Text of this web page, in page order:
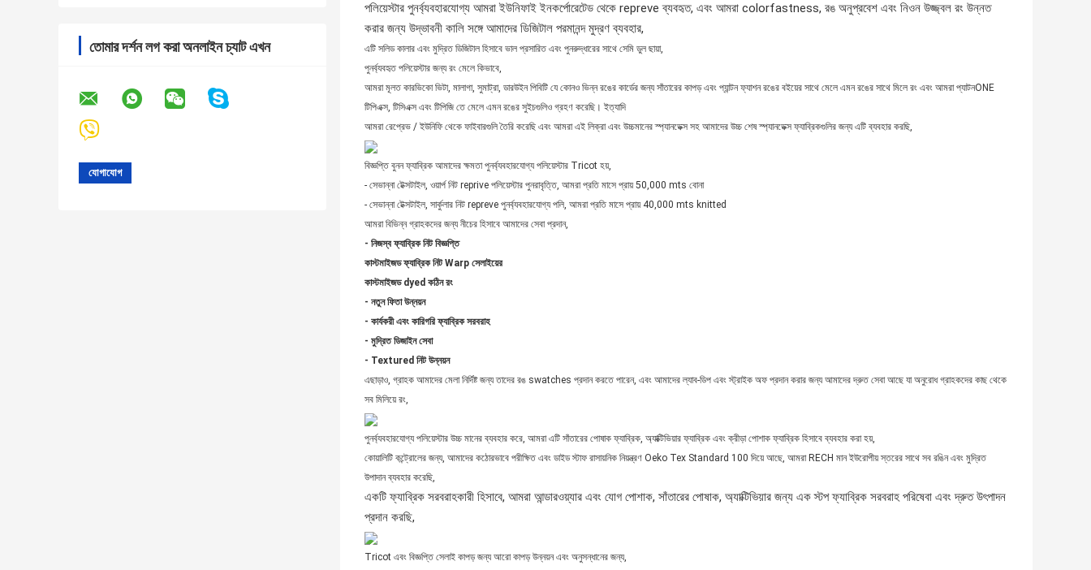
তোমার দর্শন লগ করা অনলাইন চ্যাট এখন
পলিয়েস্টার পুনর্ব্যবহারযোগ্য আমরা ইউনিফাই ইনকর্পোরেটেড থেকে repreve ব্যবহৃত, এবং আমরা colorfastness, রঙ অনুপ্রবেশ এবং নিওন উজ্জ্বল রং উন্নত
করার জন্য উদ্ভাবনী কালি সঙ্গে আমাদের ডিজিটাল পরমানন্দ মুদ্রণ ব্যবহার,
এটি সলিড কালার এবং মুদ্রিত ডিজিটাল হিসাবে ভাল প্রসারিত এবং পুনরুদ্ধারের সাথে সেমি ডুল ছায়া,
পুনর্ব্যবহৃত পলিয়েস্টার জন্য রং মেলে কিভাবে,
আমরা মূলত কারভিকো ভিটা, মালাগা, সুমাট্রা, ডারউইন পিবিটি যে কোনও ভিন্ন রঙের কার্ডের জন্য সাঁতারের কাপড় এবং প্যান্টন ফ্যাশন রঙের বইয়ের সাথে মেলে এমন রঙের সাথে মিলে রং এবং আমরা প্যাটনONE
টিপিএক্স, টিসিএক্স এবং টিপিজি তে মেলে এমন রঙের সুইচগুলিও গ্রহণ করেছি। ইত্যাদি
আমরা রেপ্রেভ / ইউনিফি থেকে ফাইবারগুলি তৈরি করেছি এবং আমরা এই লিক্রা এবং উচ্চমানের স্প্যানডেক্স সহ আমাদের উচ্চ শেষ স্প্যানডেক্স ফ্যাব্রিকগুলির জন্য এটি ব্যবহার করছি,
বিজ্ঞপ্তি বুনন ফ্যাব্রিক আমাদের ক্ষমতা পুনর্ব্যবহারযোগ্য পলিয়েস্টার Tricot হয়,
- সেভান্না টেক্সটাইল, ওয়ার্প নিট reprive পলিয়েস্টার পুনরাবৃত্তি, আমরা প্রতি মাসে প্রায় 50,000 mts বোনা
- সেভান্না টেক্সটাইল, সার্কুলার নিট repreve পুনর্ব্যবহারযোগ্য পলি, আমরা প্রতি মাসে প্রায় 40,000 mts knitted
আমরা বিভিন্ন গ্রাহকদের জন্য নীচের হিসাবে আমাদের সেবা প্রদান,
- নিজস্ব ফ্যাব্রিক নিট বিজ্ঞপ্তি
কাস্টমাইজড ফ্যাব্রিক নিট Warp সেলাইয়ের
কাস্টমাইজড dyed কঠিন রং
- নতুন ফিতা উন্নয়ন
- কার্যকরী এবং কারিগরি ফ্যাব্রিক সরবরাহ
- মুদ্রিত ডিজাইন সেবা
- Textured নিট উন্নয়ন
এছাড়াও, গ্রাহক আমাদের মেলা নির্দিষ্ট জন্য তাদের রঙ swatches প্রদান করতে পারেন, এবং আমাদের ল্যাব-ডিপ এবং স্ট্রাইক অফ প্রদান করার জন্য আমাদের দ্রুত সেবা আছে যা অনুরোধ গ্রাহকদের কাছ থেকে
সব মিলিয়ে রং,
পুনর্ব্যবহারযোগ্য পলিয়েস্টার উচ্চ মানের ব্যবহার করে, আমরা এটি সাঁতারের পোষাক ফ্যাব্রিক, অ্যাক্টিভিয়ার ফ্যাব্রিক এবং ক্রীড়া পোশাক ফ্যাব্রিক হিসাবে ব্যবহার করা হয়,
কোয়ালিটি কন্ট্রোলের জন্য, আমাদের কঠোরভাবে পরীক্ষিত এবং ডাইড স্টাফ রাসায়নিক নিয়ন্ত্রণ Oeko Tex Standard 100 দিয়ে আছে, আমরা RECH মান ইউরোপীয় স্তরের সাথে সব রঙিন এবং মুদ্রিত
উপাদান ব্যবহার করেছি,
একটি ফ্যাব্রিক সরবরাহকারী হিসাবে, আমরা আন্ডারওয়্যার এবং যোগ পোশাক, সাঁতারের পোষাক, অ্যাক্টিভিয়ার জন্য এক স্টপ ফ্যাব্রিক সরবরাহ পরিষেবা এবং দ্রুত উৎপাদন
প্রদান করছি,
Tricot এবং বিজ্ঞপ্তি সেলাই কাপড় জন্য আরো কাপড় উন্নয়ন এবং অনুসন্ধানের জন্য,